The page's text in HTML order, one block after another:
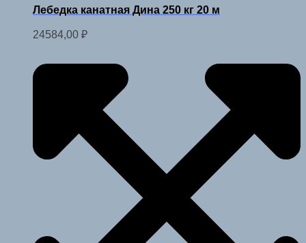
Лебедка канатная Дина 250 кг 20 м
24584,00 ₽